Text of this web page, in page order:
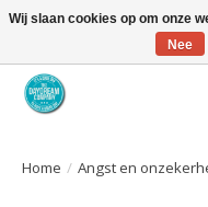
Coaching via download.
Home / Angst en
Wij slaan cookies op om onze
Nee